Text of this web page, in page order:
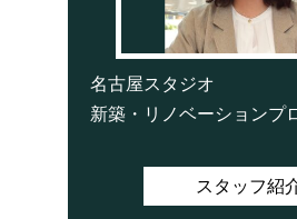
名古屋スタジオ
新築・リノベーションプ
スタッフ紹